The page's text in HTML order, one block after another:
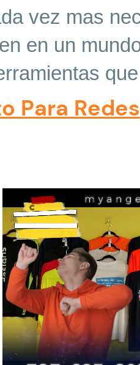
vez mas
en un
Para Redes